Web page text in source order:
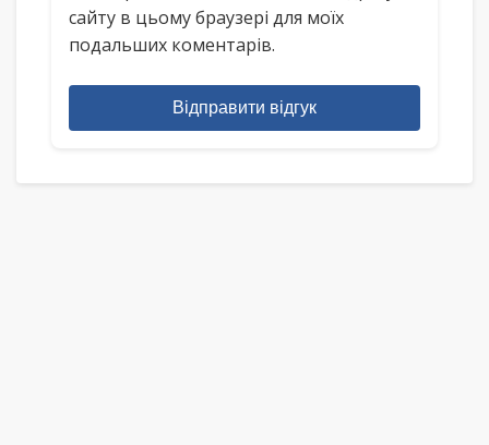
сайту в цьому браузері для моїх
подальших коментарів.
Відправити відгук